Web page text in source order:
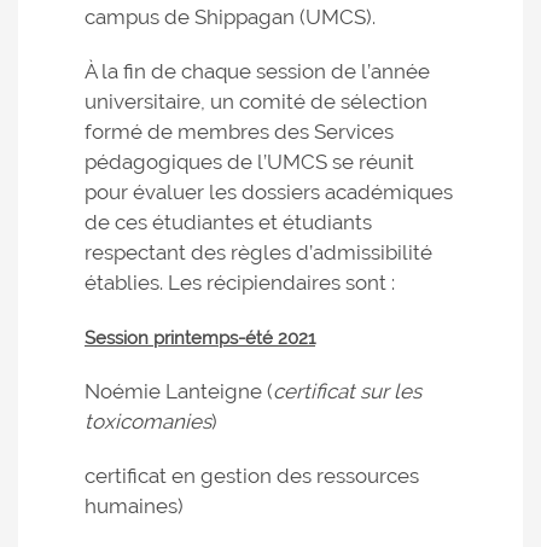
campus de Shippagan (UMCS).
À la fin de chaque session de l’année
universitaire, un comité de sélection
formé de membres des Services
pédagogiques de l’UMCS se réunit
pour évaluer les dossiers académiques
de ces étudiantes et étudiants
respectant des règles d’admissibilité
établies. Les récipiendaires sont :
Session printemps-été 2021
Noémie Lanteigne (certificat sur les
toxicomanies)
certificat en gestion des ressources
humaines)